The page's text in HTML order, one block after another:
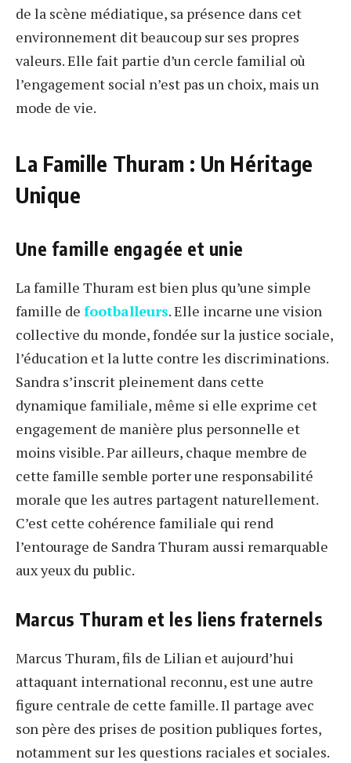
de la scène médiatique, sa présence dans cet
environnement dit beaucoup sur ses propres
valeurs. Elle fait partie d’un cercle familial où
l’engagement social n’est pas un choix, mais un
mode de vie.
La Famille Thuram : Un Héritage
Unique
Une famille engagée et unie
La famille Thuram est bien plus qu’une simple
famille de footballeurs. Elle incarne une vision
collective du monde, fondée sur la justice sociale,
l’éducation et la lutte contre les discriminations.
Sandra s’inscrit pleinement dans cette
dynamique familiale, même si elle exprime cet
engagement de manière plus personnelle et
moins visible. Par ailleurs, chaque membre de
cette famille semble porter une responsabilité
morale que les autres partagent naturellement.
C’est cette cohérence familiale qui rend
l’entourage de Sandra Thuram aussi remarquable
aux yeux du public.
Marcus Thuram et les liens fraternels
Marcus Thuram, fils de Lilian et aujourd’hui
attaquant international reconnu, est une autre
figure centrale de cette famille. Il partage avec
son père des prises de position publiques fortes,
notamment sur les questions raciales et sociales.